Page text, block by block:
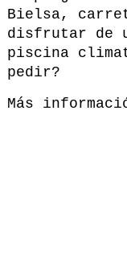
Bielsa,
disfrutar de
piscina
pedir?
Más